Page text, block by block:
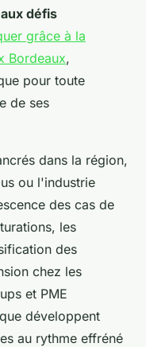
défis
grâce à la
Bordeaux,
pour toute
de ses
dans la région,
ou l'industrie
des cas de
les
des
chez les
et PME
développent
au rythme effréné